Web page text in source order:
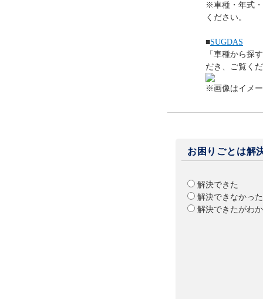
※車種・年式
ください。
■SUGDAS
「車種から探
だき、ご覧く
※画像はイメ
お困りごとは解
解決できた
解決できなかった
解決できたがわ